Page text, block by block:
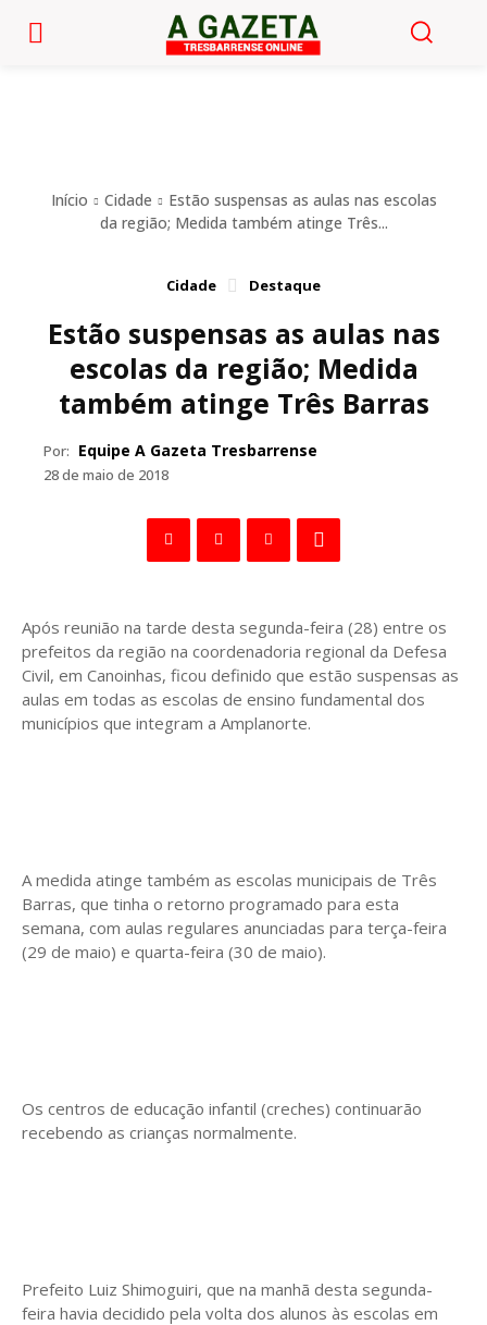
Início Cidade
Estão suspensas as aulas nas escolas
da região; Medida também atinge Três...
Cidade Destaque
Estão suspensas as aulas nas
escolas da região; Medida
também atinge Três Barras
Por: Equipe A Gazeta Tresbarrense
28 de maio de 2018
Após reunião na tarde desta segunda-feira (28) entre os
prefeitos da região na coordenadoria regional da Defesa
Civil, em Canoinhas, ficou definido que estão suspensas as
aulas em todas as escolas de ensino fundamental dos
municípios que integram a Amplanorte.
A medida atinge também as escolas municipais de Três
Barras, que tinha o retorno programado para esta
semana, com aulas regulares anunciadas para terça-feira
(29 de maio) e quarta-feira (30 de maio).
Os centros de educação infantil (creches) continuarão
recebendo as crianças normalmente.
Prefeito Luiz Shimoguiri, que na manhã desta segunda-
feira havia decidido pela volta dos alunos às escolas em